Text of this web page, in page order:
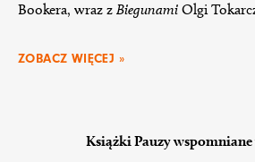
Bookera, wraz z Biegunami Olgi
ZOBACZ WIĘCEJ »
Książki Pauzy